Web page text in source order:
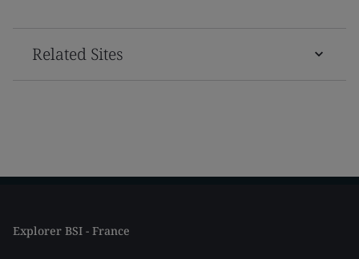
Related Sites
Explorer BSI - France